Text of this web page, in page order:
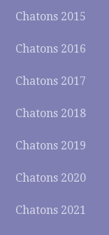
Chatons 2015
Chatons 2016
Chatons 2017
Chatons 2018
Chatons 2019
Chatons 2020
Chatons 2021